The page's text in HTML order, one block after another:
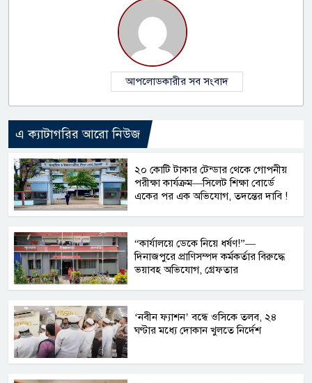
আপলোডকারীর সব সংবাদ
এ ক্যাটাগরির আরো নিউজ
২০ কোটি টাকার টেন্ডার থেকে গোপনীয়
পরীক্ষা কার্যক্রম—সিলেট শিক্ষা বোর্ডে
একের পর এক অভিযোগ, তদন্তের দাবি !
“কার্যালয়ে ডেকে নিয়ে ধর্ষণ!”—
দিনাজপুরে প্রাণিসম্পদ কর্মকর্তার বিরুদ্ধে
ভয়াবহ অভিযোগ, গ্রেফতার
‘নবীন ফ্যাশন’ বন্ধে ওসিকে তলব, ২৪
ঘণ্টার মধ্যে দোকান খুলতে নির্দেশ